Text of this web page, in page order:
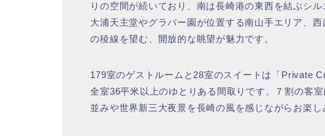
りの空間が続いており、南は長崎港の東西を結ぶシ
大浦天主堂やグラバー園が位置する南山手エリア、
の稜線を望む、開放的な眺望が魅力です。
179室のゲストルームと28室のスイートは「Private
全室36平米以上のゆとりある間取りです。７割の客
並みや世界新三大夜景を長崎の風を感じながらお楽し